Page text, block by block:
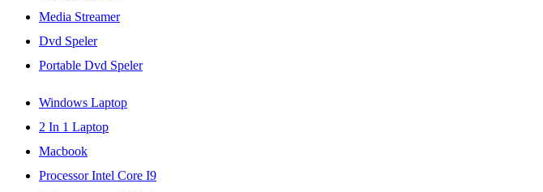
Media Streamer
Dvd Speler
Portable Dvd Speler
Windows Laptop
2 In 1 Laptop
Macbook
Processor Intel Core I9